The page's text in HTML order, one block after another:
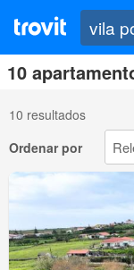
10
10 resultados
Ordenar por